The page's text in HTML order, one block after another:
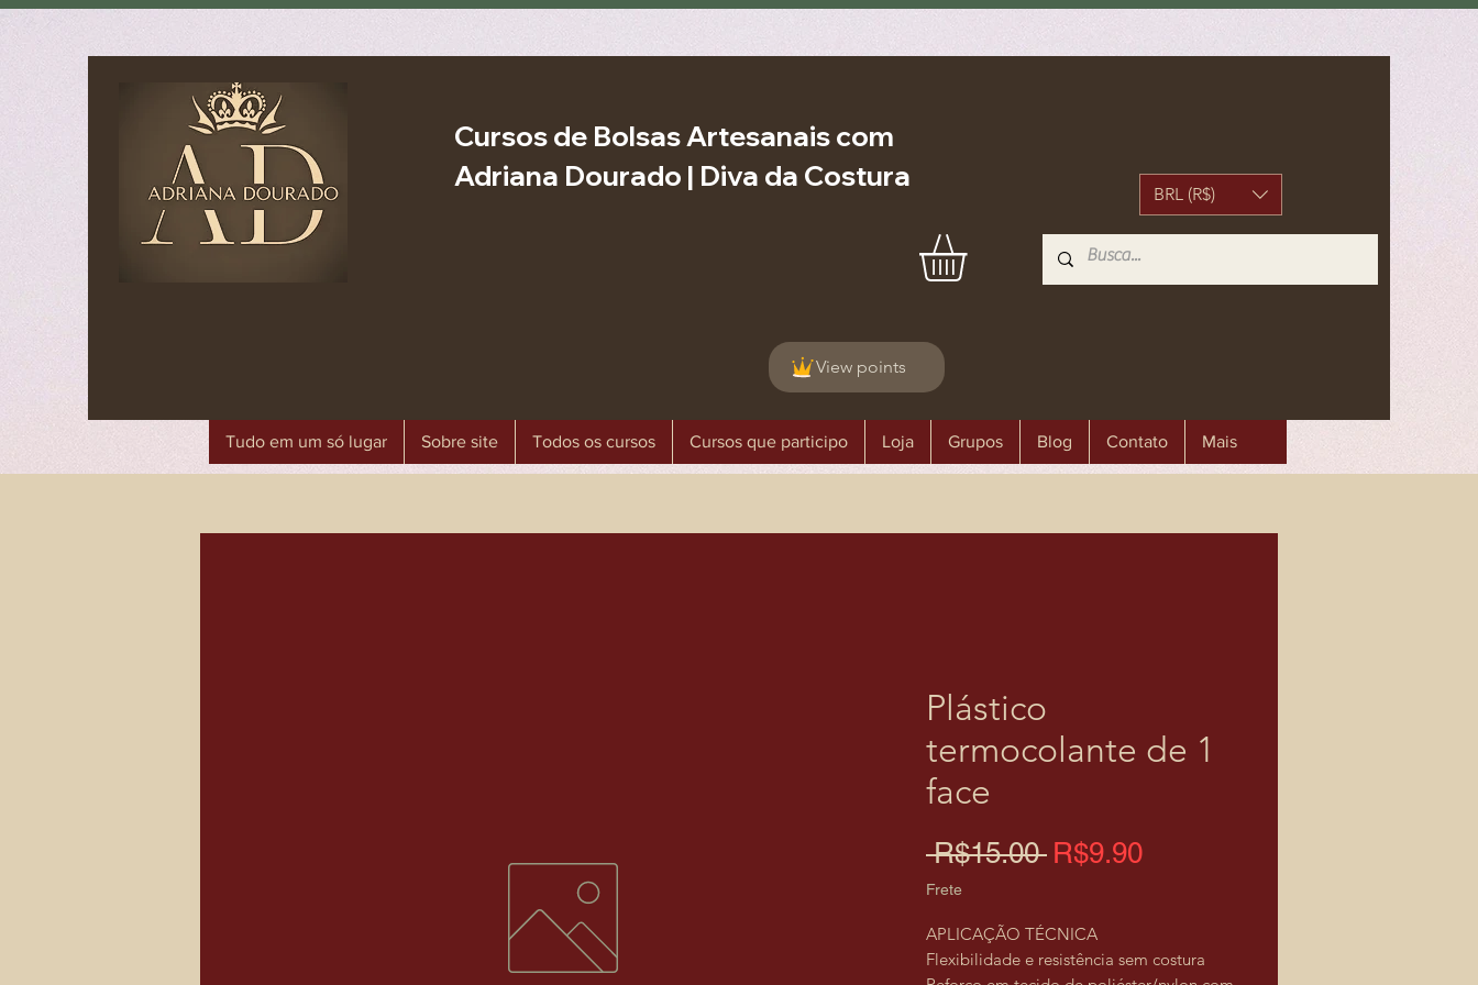
Cursos de Bolsas Artesanais com
Adriana Dourado | Diva da Costura
BRL (R$)
View points
Tudo em um só lugar Sobre site Todos os cursos Cursos que participo Loja Grupos Blog Contato Mais
Plástico
termocolante de 1
face
R$15.00 Regular
R$9.90Sale
Frete
APLICAÇÃO TÉCNICA
Flexibilidade e resistência sem costura